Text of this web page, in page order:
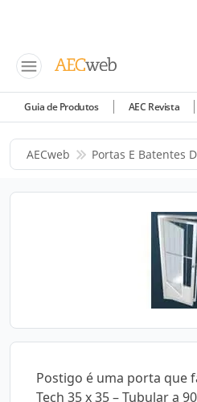
Guia de Produtos AEC Revista
AECweb Portas E Batentes
Postigo é uma porta que
Tech 35 x 35 – Tubular a